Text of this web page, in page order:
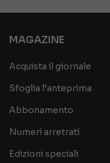
MAGAZINE
Acquista il giornale
Sfoglia l’anteprima
Abbonamento
Numeri arretrati
Edizioni speciali